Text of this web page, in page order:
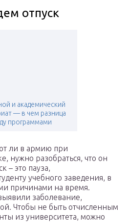
отпуск
и академический
— в чем разница
программами
ли в армию при
нужно разобраться, что он
– это пауза,
учебного заведения, в
причинами на время.
заболевание,
Чтобы не быть отчисленным
из университета, можно